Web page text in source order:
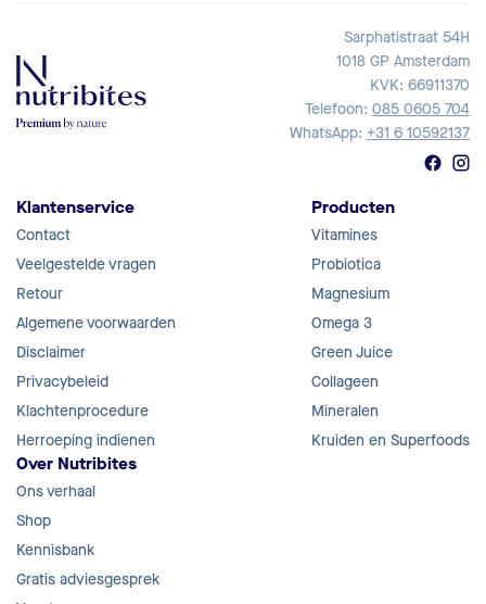
Sarphatistraat 54H
1018 GP Amsterdam
KVK: 66911370
Telefoon: 085 0605 704
WhatsApp: +31 6 10592137
Klantenservice
Contact
Veelgestelde vragen
Retour
Algemene voorwaarden
Disclaimer
Privacybeleid
Klachtenprocedure
Herroeping indienen
Producten
Vitamines
Probiotica
Magnesium
Omega 3
Green Juice
Collageen
Mineralen
Kruiden en Superfoods
Over Nutribites
Ons verhaal
Shop
Kennisbank
Gratis adviesgesprek